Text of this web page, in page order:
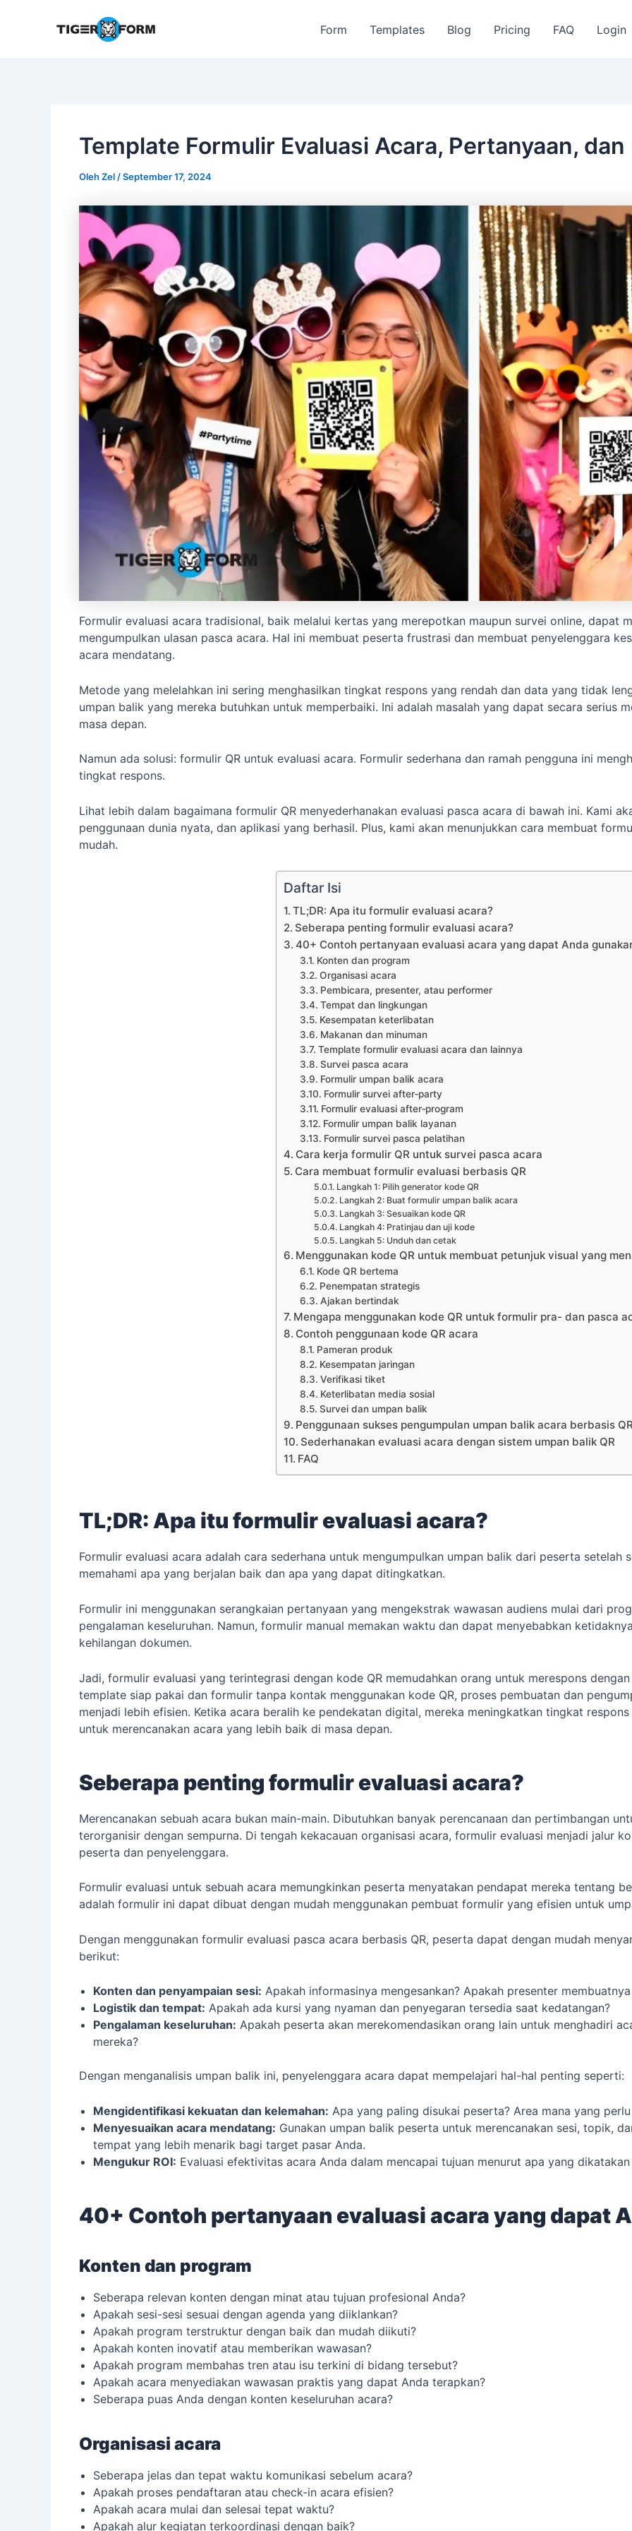
Form Templates Blog Pricing FAQ Login
Template Formulir Evaluasi Acara, Pertanyaan, dan
OlehZel /September 17, 2024
Formulir evaluasi acara tradisional, baik melalui kertas yang merepotkan maupun survei online, dapat
mengumpulkan ulasan pasca acara. Hal ini membuat peserta frustrasi dan membuat penyelenggara
acara mendatang.
Metode yang melelahkan ini sering menghasilkan tingkat respons yang rendah dan data yang tidak
umpan balik yang mereka butuhkan untuk memperbaiki. Ini adalah masalah yang dapat secara serius
masa depan.
Namun ada solusi: formulir QR untuk evaluasi acara. Formulir sederhana dan ramah pengguna ini
tingkat respons.
Lihat lebih dalam bagaimana formulir QR menyederhanakan evaluasi pasca acara di bawah ini. Kami
penggunaan dunia nyata, dan aplikasi yang berhasil. Plus, kami akan menunjukkan cara membuat
mudah.
Daftar Isi
TL;DR: Apa itu formulir evaluasi acara?
Seberapa penting formulir evaluasi acara?
40+ Contoh pertanyaan evaluasi acara yang dapat Anda
Konten dan program
Organisasi acara
Pembicara, presenter, atau performer
Tempat dan lingkungan
Kesempatan keterlibatan
Makanan dan minuman
Template formulir evaluasi acara dan lainnya
Survei pasca acara
Formulir umpan balik acara
Formulir survei after‑party
Formulir evaluasi after‑program
Formulir umpan balik layanan
Formulir survei pasca pelatihan
Cara kerja formulir QR untuk survei pasca acara
Cara membuat formulir evaluasi berbasis QR
Langkah 1: Pilih generator kode QR
Langkah 2: Buat formulir umpan balik acara
Langkah 3: Sesuaikan kode QR
Langkah 4: Pratinjau dan uji kode
Langkah 5: Unduh dan cetak
Menggunakan kode QR untuk membuat petunjuk visual yang
Kode QR bertema
Penempatan strategis
Ajakan bertindak
Mengapa menggunakan kode QR untuk formulir pra- dan pasca
Contoh penggunaan kode QR acara
Pameran produk
Kesempatan jaringan
Verifikasi tiket
Keterlibatan media sosial
Survei dan umpan balik
Penggunaan sukses pengumpulan umpan balik acara berbasis
Sederhanakan evaluasi acara dengan sistem umpan balik QR
FAQ
TL;DR: Apa itu formulir evaluasi acara?
Formulir evaluasi acara adalah cara sederhana untuk mengumpulkan umpan balik dari peserta setelah
memahami apa yang berjalan baik dan apa yang dapat ditingkatkan.
Formulir ini menggunakan serangkaian pertanyaan yang mengekstrak wawasan audiens mulai dari
pengalaman keseluruhan. Namun, formulir manual memakan waktu dan dapat menyebabkan
kehilangan dokumen.
Jadi, formulir evaluasi yang terintegrasi dengan kode QR memudahkan orang untuk merespons
template siap pakai dan formulir tanpa kontak menggunakan kode QR, proses pembuatan dan
menjadi lebih efisien. Ketika acara beralih ke pendekatan digital, mereka meningkatkan tingkat
untuk merencanakan acara yang lebih baik di masa depan.
Seberapa penting formulir evaluasi acara?
Merencanakan sebuah acara bukan main-main. Dibutuhkan banyak perencanaan dan pertimbangan
terorganisir dengan sempurna. Di tengah kekacauan organisasi acara, formulir evaluasi menjadi jalur
peserta dan penyelenggara.
Formulir evaluasi untuk sebuah acara memungkinkan peserta menyatakan pendapat mereka tentang
adalah formulir ini dapat dibuat dengan mudah menggunakan pembuat formulir yang efisien untuk
Dengan menggunakan formulir evaluasi pasca acara berbasis QR, peserta dapat dengan mudah
berikut:
Konten dan penyampaian sesi: Apakah informasinya mengesankan? Apakah presenter
Logistik dan tempat: Apakah ada kursi yang nyaman dan penyegaran tersedia saat kedatangan?
Pengalaman keseluruhan: Apakah peserta akan merekomendasikan orang lain untuk menghadiri
mereka?
Dengan menganalisis umpan balik ini, penyelenggara acara dapat mempelajari hal-hal penting seperti:
Mengidentifikasi kekuatan dan kelemahan: Apa yang paling disukai peserta? Area mana yang
Menyesuaikan acara mendatang: Gunakan umpan balik peserta untuk merencanakan sesi, topik,
tempat yang lebih menarik bagi target pasar Anda.
Mengukur ROI: Evaluasi efektivitas acara Anda dalam mencapai tujuan menurut apa yang
40+ Contoh pertanyaan evaluasi acara yang dapat
Konten dan program
Seberapa relevan konten dengan minat atau tujuan profesional Anda?
Apakah sesi-sesi sesuai dengan agenda yang diiklankan?
Apakah program terstruktur dengan baik dan mudah diikuti?
Apakah konten inovatif atau memberikan wawasan?
Apakah program membahas tren atau isu terkini di bidang tersebut?
Apakah acara menyediakan wawasan praktis yang dapat Anda terapkan?
Seberapa puas Anda dengan konten keseluruhan acara?
Organisasi acara
Seberapa jelas dan tepat waktu komunikasi sebelum acara?
Apakah proses pendaftaran atau check-in acara efisien?
Apakah acara mulai dan selesai tepat waktu?
Apakah alur kegiatan terkoordinasi dengan baik?